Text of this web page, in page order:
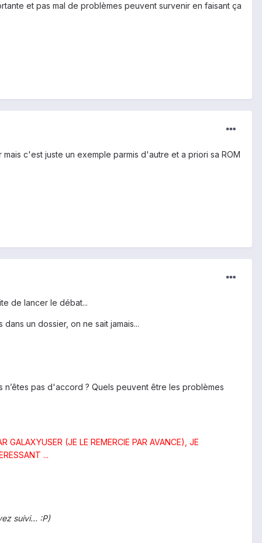
et pas mal de problèmes peuvent survenir en faisant ça
c'est juste un exemple parmis d'autre et a priori sa ROM
de lancer le débat...
un dossier, on ne sait jamais...
pas d'accord ? Quels peuvent être les problèmes
GALAXYUSER (JE LE REMERCIE PAR AVANCE), JE
...
suivi... :P)